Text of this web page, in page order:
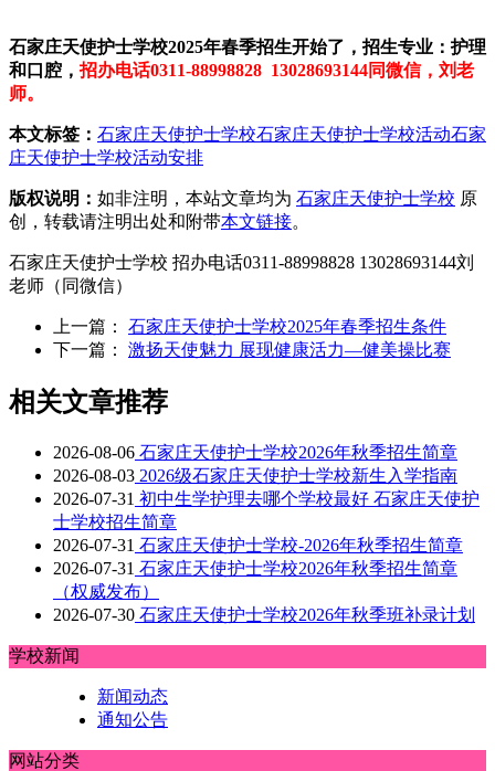
石家庄天使护士学校2025年春季招生开始了，招生专业：护理
和口腔， 招办电话0311-88998828 13028693144同微信，刘老
师。
本文标签： 石家庄天使护士学校石家庄天使护士学校活动石家
庄天使护士学校活动安排
版权说明： 如非注明，本站文章均为 石家庄天使护士学校 原
创，转载请注明出处和附带本文链接。
石家庄天使护士学校 招办电话0311-88998828 13028693144刘
老师（同微信）
上一篇： 石家庄天使护士学校2025年春季招生条件
下一篇： 激扬天使魅力 展现健康活力—健美操比赛
相关文章推荐
2026-08-06 石家庄天使护士学校2026年秋季招生简章
2026-08-03 2026级石家庄天使护士学校新生入学指南
2026-07-31 初中生学护理去哪个学校最好 石家庄天使护
士学校招生简章
2026-07-31 石家庄天使护士学校-2026年秋季招生简章
2026-07-31 石家庄天使护士学校2026年秋季招生简章
（权威发布）
2026-07-30 石家庄天使护士学校2026年秋季班补录计划
学校新闻
新闻动态
通知公告
网站分类